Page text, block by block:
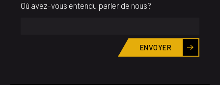
Où avez-vous entendu parler de nous?
ENVOYER